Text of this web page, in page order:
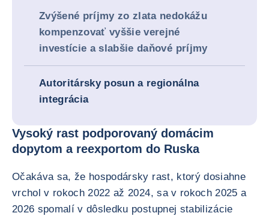
Zvýšené príjmy zo zlata nedokážu
kompenzovať vyššie verejné
investície a slabšie daňové príjmy
Autoritársky posun a regionálna
integrácia
Vysoký rast podporovaný domácim
dopytom a reexportom do Ruska
Očakáva sa, že hospodársky rast, ktorý dosiahne
vrchol v rokoch 2022 až 2024, sa v rokoch 2025 a
2026 spomalí v dôsledku postupnej stabilizácie